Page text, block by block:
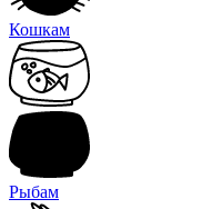
Кошкам
Рыбам